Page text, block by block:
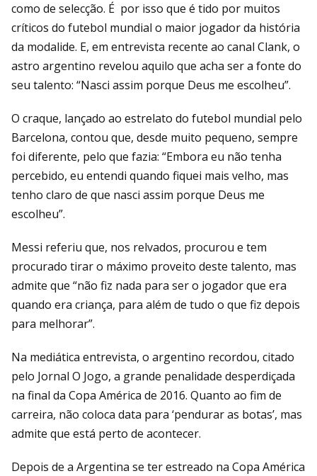
como de selecção. É por isso que é tido por muitos
críticos do futebol mundial o maior jogador da história
da modalide. E, em entrevista recente ao canal Clank, o
astro argentino revelou aquilo que acha ser a fonte do
seu talento: “Nasci assim porque Deus me escolheu”.
O craque, lançado ao estrelato do futebol mundial pelo
Barcelona, contou que, desde muito pequeno, sempre
foi diferente, pelo que fazia: “Embora eu não tenha
percebido, eu entendi quando fiquei mais velho, mas
tenho claro de que nasci assim porque Deus me
escolheu”.
Messi referiu que, nos relvados, procurou e tem
procurado tirar o máximo proveito deste talento, mas
admite que “não fiz nada para ser o jogador que era
quando era criança, para além de tudo o que fiz depois
para melhorar”.
Na mediática entrevista, o argentino recordou, citado
pelo Jornal O Jogo, a grande penalidade desperdiçada
na final da Copa América de 2016. Quanto ao fim de
carreira, não coloca data para ‘pendurar as botas’, mas
admite que está perto de acontecer.
Depois de a Argentina se ter estreado na Copa América